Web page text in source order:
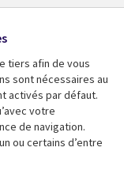
presse
tiers afin de vous
sont nécessaires au
activés par défaut.
votre
de navigation.
ou certains d’entre